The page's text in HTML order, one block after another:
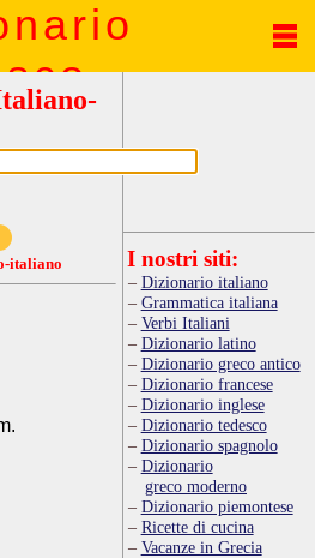
italiano I nostri siti:
Dizionario italiano
Grammatica italiana
Verbi Italiani
Dizionario latino
Dizionario greco antico
Dizionario francese
Dizionario inglese
Dizionario tedesco
Dizionario spagnolo
Dizionario
greco moderno
Dizionario piemontese
Ricette di cucina
Vacanze in Grecia